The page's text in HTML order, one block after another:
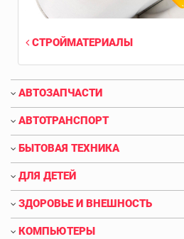
СТРОЙМАТЕРИАЛЫ
АВТОЗАПЧАСТИ
АВТОТРАНСПОРТ
БЫТОВАЯ ТЕХНИКА
ДЛЯ ДЕТЕЙ
ЗДОРОВЬЕ И ВНЕШНОСТЬ
КОМПЬЮТЕРЫ